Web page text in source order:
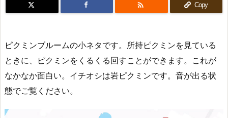
 Copy
ピクミンブルームの小ネタです。所持ピクミンを見ている
ときに、ピクミンをくるくる回すことができます。これが
なかなか面白い。イチオシは岩ピクミンです。音が出る状
態でご覧ください。